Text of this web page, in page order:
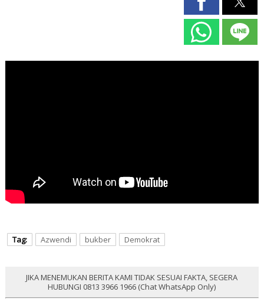
Tag: Azwendi bukber Demokrat
JIKA MENEMUKAN BERITA KAMI TIDAK SESUAI FAKTA, SEGERA
HUBUNGI 0813 3966 1966 (Chat WhatsApp Only)